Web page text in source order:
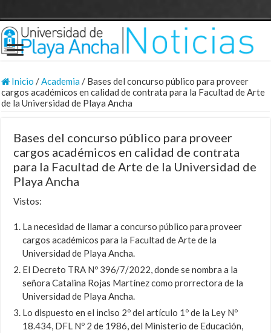
Inicio /Academia/ Bases del concurso público para proveer
cargos académicos en calidad de contrata para la Facultad de Arte
de la Universidad de Playa Ancha
Bases del concurso público para proveer
cargos académicos en calidad de contrata
para la Facultad de Arte de la Universidad de
Playa Ancha
Vistos:
La necesidad de llamar a concurso público para proveer
cargos académicos para la Facultad de Arte de la
Universidad de Playa Ancha.
El Decreto TRA Nº 396/7/2022, donde se nombra a la
señora Catalina Rojas Martínez como prorrectora de la
Universidad de Playa Ancha.
Lo dispuesto en el inciso 2º del artículo 1º de la Ley Nº
18.434, DFL Nº 2 de 1986, del Ministerio de Educación,